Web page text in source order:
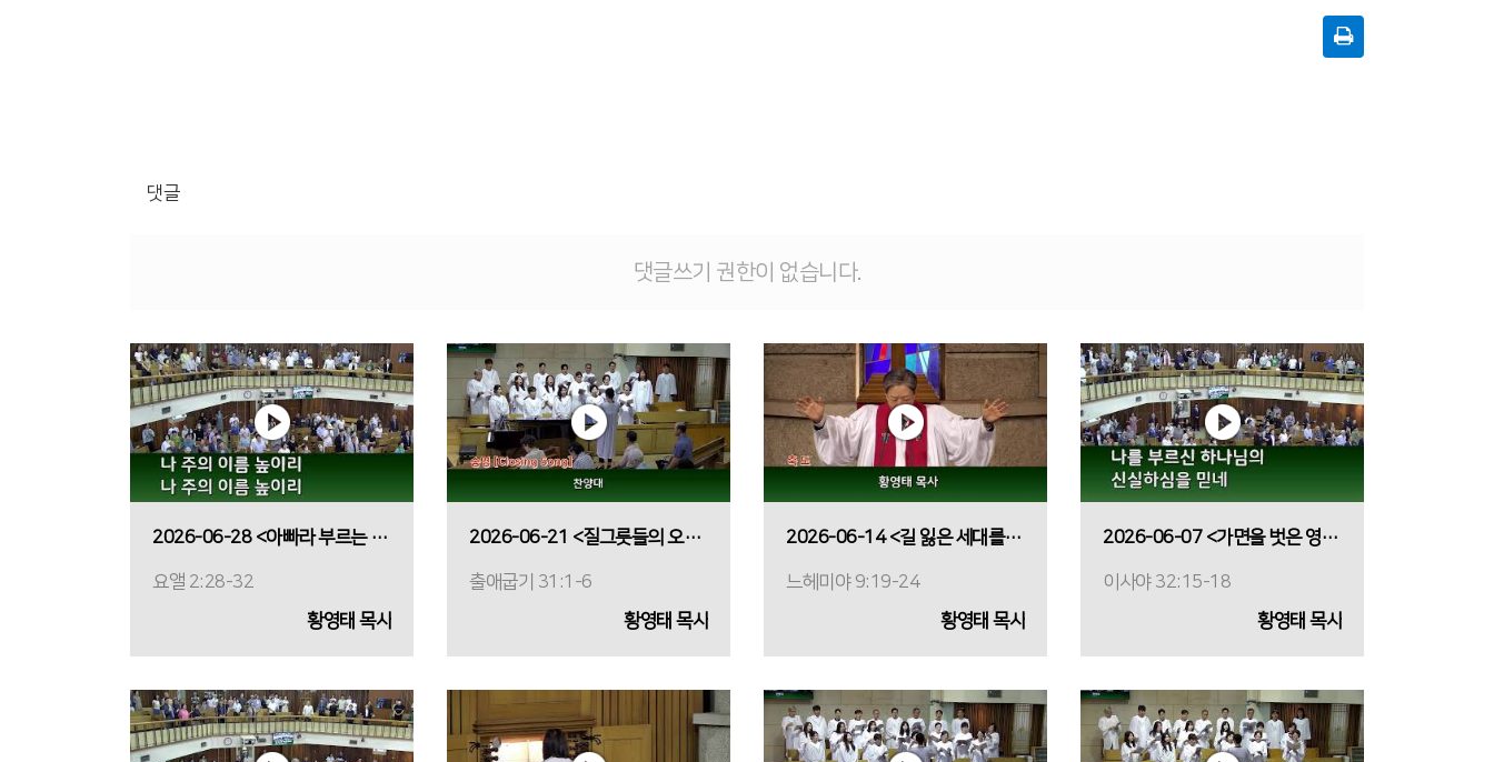
댓글
댓글쓰기 권한이 없습니다.
2026-06-28 <아빠라 부르는 밤>
요앨 2:28-32
황영태 목사
2026-06-21 <질그릇들의 오케스트라>
출애굽기 31:1-6
황영태 목사
2026-06-14 <길 잃은 세대를 위한 나침반>
느헤미야 9:19-24
황영태 목사
2026-06-07 <가면을 벗은 영혼의 계절>
이사야 32:15-18
황영태 목사